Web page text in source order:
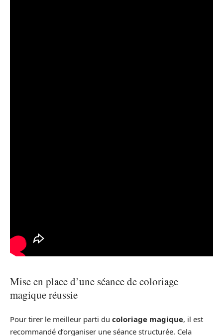
Mise en place d’une séance de coloriage
magique réussie
Pour tirer le meilleur parti du coloriage magique, il est
recommandé d’organiser une séance structurée. Cela